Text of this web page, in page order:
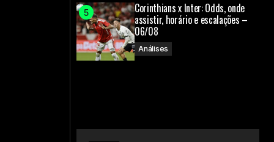
Corinthians x Inter: Odds, onde
assistir, horário e escalações –
06/08
Análises